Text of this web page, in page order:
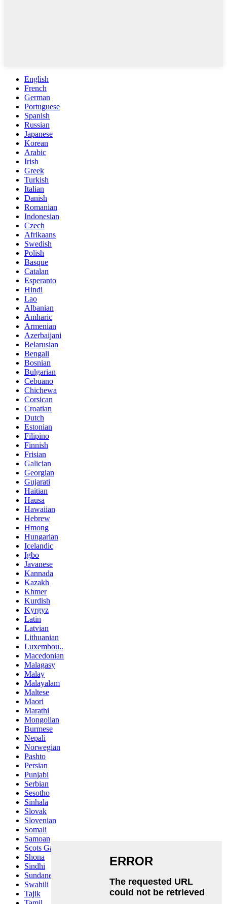
English
French
German
Portuguese
Spanish
Russian
Japanese
Korean
Arabic
Irish
Greek
Turkish
Italian
Danish
Romanian
Indonesian
Czech
Afrikaans
Swedish
Polish
Basque
Catalan
Esperanto
Hindi
Lao
Albanian
Amharic
Armenian
Azerbaijani
Belarusian
Bengali
Bosnian
Bulgarian
Cebuano
Chichewa
Corsican
Croatian
Dutch
Estonian
Filipino
Finnish
Frisian
Galician
Georgian
Gujarati
Haitian
Hausa
Hawaiian
Hebrew
Hmong
Hungarian
Icelandic
Igbo
Javanese
Kannada
Kazakh
Khmer
Kurdish
Kyrgyz
Latin
Latvian
Lithuanian
Luxembou..
Macedonian
Malagasy
Malay
Malayalam
Maltese
Maori
Marathi
Mongolian
Burmese
Nepali
Norwegian
Pashto
Persian
Punjabi
Serbian
Sesotho
Sinhala
Slovak
Slovenian
Somali
Samoan
Scots Gaelic
Shona
Sindhi
Sundanese
Swahili
Tajik